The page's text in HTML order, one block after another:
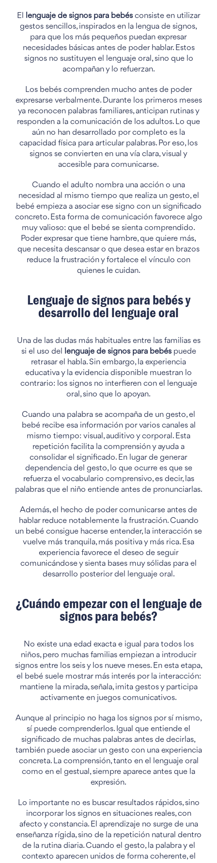
El lenguaje de signos para bebésconsiste en utilizar
gestos sencillos, inspirados en la lengua de signos,
para que los más pequeños puedan expresar
necesidades básicas antes de poder hablar. Estos
signos no sustituyen el lenguaje oral, sino que lo
acompañan y lo refuerzan.
Los bebés comprenden mucho antes de poder
expresarse verbalmente. Durante los primeros meses
ya reconocen palabras familiares, anticipan rutinas y
responden a la comunicación de los adultos. Lo que
aún no han desarrollado por completo es la
capacidad física para articular palabras. Por eso, los
signos se convierten en una vía clara, visual y
accesible para comunicarse.
Cuando el adulto nombra una acción o una
necesidad al mismo tiempo que realiza un gesto, el
bebé empieza a asociar ese signo con un significado
concreto. Esta forma de comunicación favorece algo
muy valioso: que el bebé se sienta comprendido.
Poder expresar que tiene hambre, que quiere más,
que necesita descansar o que desea estar en brazos
reduce la frustración y fortalece el vínculo con
quienes le cuidan.
Lenguaje de signos para bebés y
desarrollo del lenguaje oral
Una de las dudas más habituales entre las familias es
si el uso del lenguaje de signos para bebéspuede
retrasar el habla. Sin embargo, la experiencia
educativa y la evidencia disponible muestran lo
contrario: los signos no interfieren con el lenguaje
oral, sino que lo apoyan.
Cuando una palabra se acompaña de un gesto, el
bebé recibe esa información por varios canales al
mismo tiempo: visual, auditivo y corporal. Esta
repetición facilita la comprensión y ayuda a
consolidar el significado. En lugar de generar
dependencia del gesto, lo que ocurre es que se
refuerza el vocabulario comprensivo, es decir, las
palabras que el niño entiende antes de pronunciarlas.
Además, el hecho de poder comunicarse antes de
hablar reduce notablemente la frustración. Cuando
un bebé consigue hacerse entender, la interacción se
vuelve más tranquila, más positiva y más rica. Esa
experiencia favorece el deseo de seguir
comunicándose y sienta bases muy sólidas para el
desarrollo posterior del lenguaje oral.
¿Cuándo empezar con el lenguaje de
signos para bebés?
No existe una edad exacta e igual para todos los
niños, pero muchas familias empiezan a introducir
signos entre los seis y los nueve meses. En esta etapa,
el bebé suele mostrar más interés por la interacción:
mantiene la mirada, señala, imita gestos y participa
activamente en juegos comunicativos.
Aunque al principio no haga los signos por sí mismo,
sí puede comprenderlos. Igual que entiende el
significado de muchas palabras antes de decirlas,
también puede asociar un gesto con una experiencia
concreta. La comprensión, tanto en el lenguaje oral
como en el gestual, siempre aparece antes que la
expresión.
Lo importante no es buscar resultados rápidos, sino
incorporar los signos en situaciones reales, con
afecto y constancia. El aprendizaje no surge de una
enseñanza rígida, sino de la repetición natural dentro
de la rutina diaria. Cuando el gesto, la palabra y el
contexto aparecen unidos de forma coherente, el